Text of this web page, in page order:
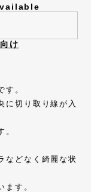
け
す。
に切り取り線が入
。
などなく綺麗な状
ます。